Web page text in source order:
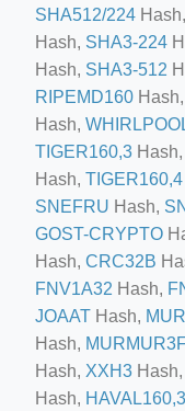
crew-neck-navy-blue/
feed-calculator
co-
shredder-plant-
SHA512/224 Hash,
Hash, SHA3-224
Hash, SHA3-512
RIPEMD160 Hash,
Hash,
TIGER160,3 Hash,
Hash, TIGER160,4
SNEFRU Hash,
GOST-CRYPTO
Hash, CRC32B
FNV1A32 Hash,
JOAAT Hash,
Hash,
Hash, XXH3 Hash,
Hash, HAVAL160,3